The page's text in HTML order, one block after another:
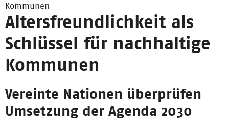
Kommunen
Altersfreundlichkeit als
Schlüssel für nachhaltige
Kommunen
Vereinte Nationen überprüfen
Umsetzung der Agenda 2030